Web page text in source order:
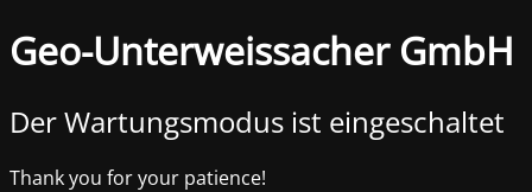
Geo-Unterweissacher GmbH
Der Wartungsmodus ist eingeschaltet
Thank you for your patience!